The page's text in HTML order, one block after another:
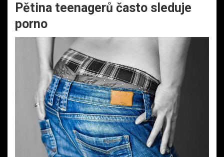
Pětina teenagerů často sleduje
porno